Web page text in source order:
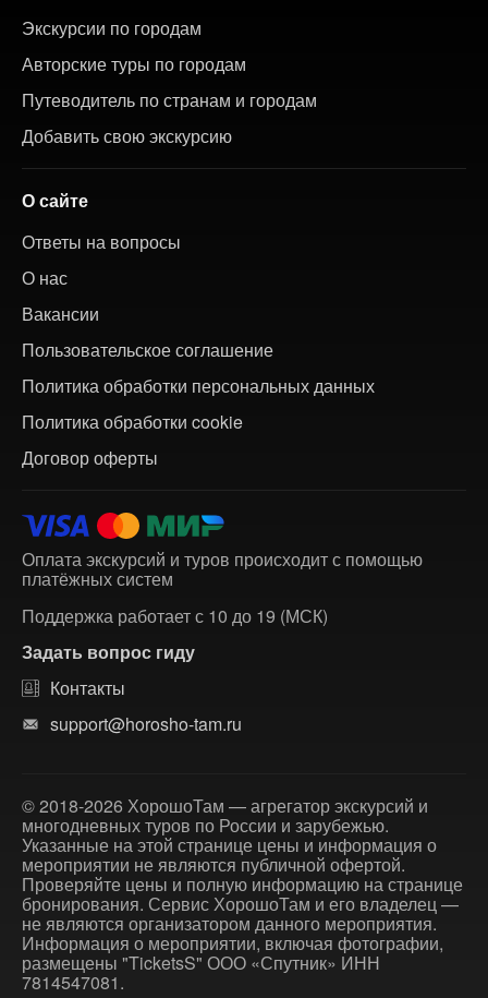
Экскурсии по городам
Авторские туры по городам
Путеводитель по странам и городам
Добавить свою экскурсию
О сайте
Ответы на вопросы
О нас
Вакансии
Пользовательское соглашение
Политика обработки персональных данных
Политика обработки cookie
Договор оферты
Оплата экскурсий и туров происходит с помощью
платёжных систем
Поддержка работает с 10 до 19 (МСК)
Задать вопрос гиду
Контакты
support@horosho-tam.ru
© 2018-2026 ХорошоТам — агрегатор экскурсий и
многодневных туров по России и зарубежью.
Указанные на этой странице цены и информация о
мероприятии не являются публичной офертой.
Проверяйте цены и полную информацию на странице
бронирования. Сервис ХорошоТам и его владелец —
не являются организатором данного мероприятия.
Информация о мероприятии, включая фотографии,
размещены "TicketsS" ООО «Спутник» ИНН
7814547081.